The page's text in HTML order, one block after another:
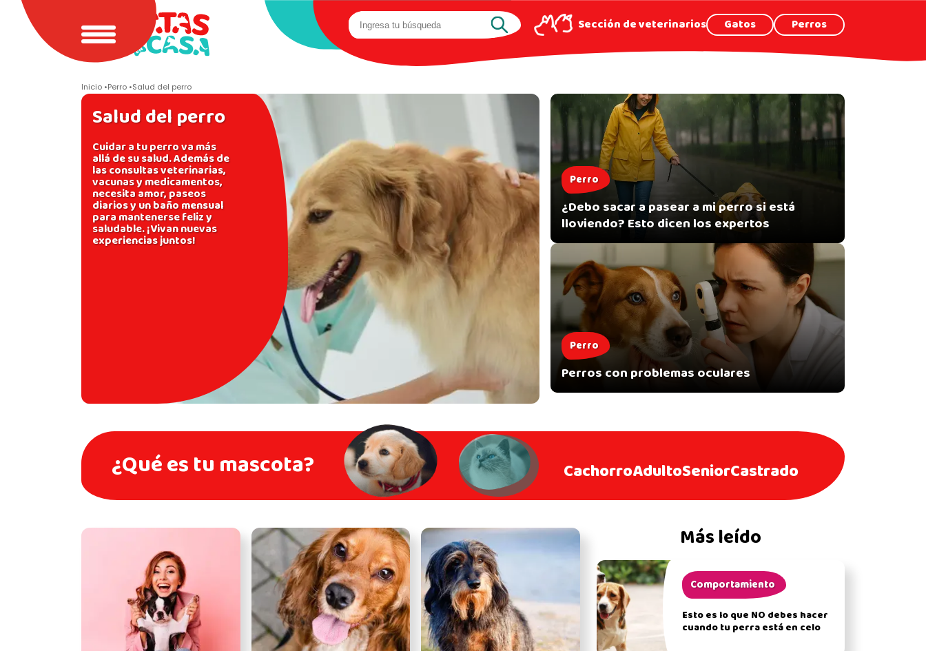
Sección de veterinarios Gatos Perros
Inicio Perro Salud del perro
Salud del perro
Cuidar a tu perro va más
allá de su salud. Además de
las consultas veterinarias,
vacunas y medicamentos,
necesita amor, paseos
diarios y un baño mensual
para mantenerse feliz y
saludable. ¡Vivan nuevas
experiencias juntos!
Perro
¿Debo sacar a pasear a mi perro si está
lloviendo? Esto dicen los expertos
Perro
Perros con problemas oculares
¿Qué es tu mascota? CachorroAdultoSeniorCastrado
Más leído
Comportamiento
Esto es lo que NO debes hacer
cuando tu perra está en celo